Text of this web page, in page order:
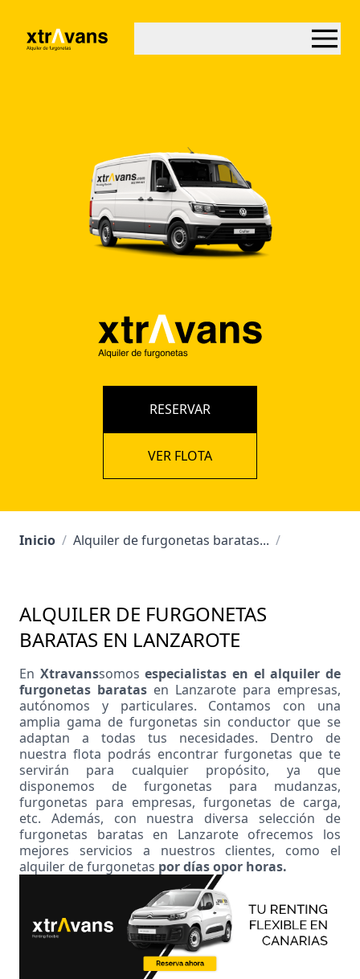
RESERVAR
VER FLOTA
Inicio / Alquiler de furgonetas baratas... /
ALQUILER DE FURGONETAS
BARATAS EN LANZAROTE
En Xtravanssomosespecialistas en el alquiler de
furgonetas baratas en Lanzarote para empresas,
autónomos y particulares. Contamos con una
amplia gama de furgonetas sin conductor que se
adaptan a todas tus necesidades. Dentro de
nuestra flota podrás encontrar furgonetas que te
servirán para cualquier propósito, ya que
disponemos de furgonetas para mudanzas,
furgonetas para empresas, furgonetas de carga,
etc. Además, con nuestra diversa selección de
furgonetas baratas en Lanzarote ofrecemos los
mejores servicios a nuestros clientes, como el
alquiler de furgonetas por díasopor horas.